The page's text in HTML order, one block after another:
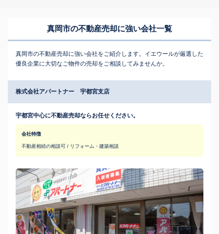
真岡市の不動産売却に強い会社一覧
真岡市の不動産売却に強い会社をご紹介します。イエウールが厳選した
優良企業に大切なご物件の売却をご相談してみませんか。
株式会社アパートナー 宇都宮支店
宇都宮中心に不動産売却ならお任せください。
会社特徴
不動産相続の相談可 / リフォーム・建築相談